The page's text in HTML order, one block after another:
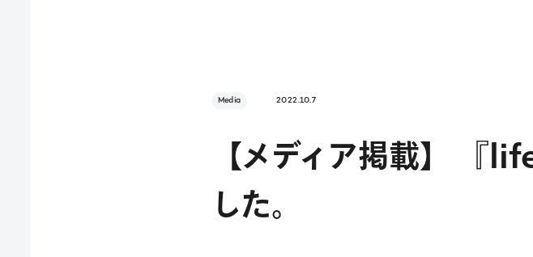
Media 2022.10.7
【メディア掲載】 『
した。